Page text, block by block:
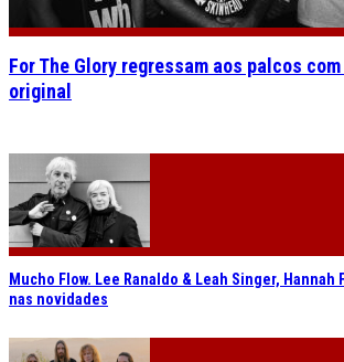
For The Glory regressam aos palcos
original
Mucho Flow. Lee Ranaldo & Leah Singer, Hannah
nas novidades